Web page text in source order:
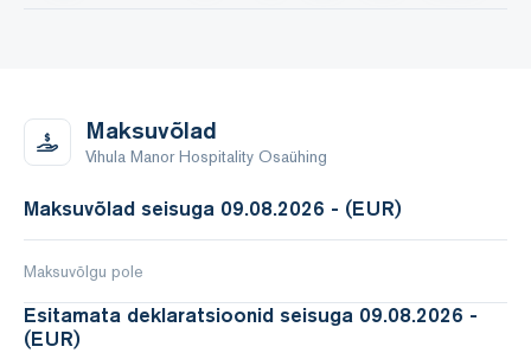
Maksuvõlad
Vihula Manor Hospitality Osaühing
Maksuvõlad seisuga 09.08.2026 - (EUR)
Maksuvõlgu pole
Esitamata deklaratsioonid seisuga 09.08.2026 -
(EUR)